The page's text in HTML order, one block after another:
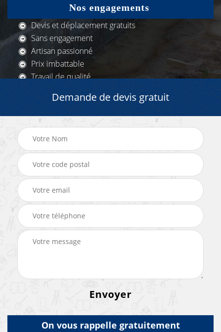
Nos engagements
Devis et déplacement gratuits
Sans engagement
Artisan passionné
Prix imbattable
Travail de qualité
Demande de devis gratuit
On vous rappelle gratuitement